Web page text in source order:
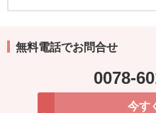
無料電話でお問合せ
0078-
今す